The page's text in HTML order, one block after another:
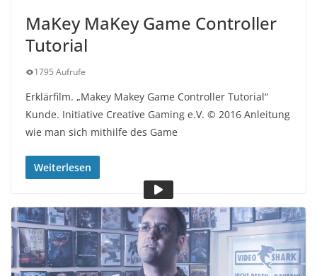
MaKey MaKey Game Controller
Tutorial
1795 Aufrufe
Erklärfilm. „Makey Makey Game Controller Tutorial“
Kunde. Initiative Creative Gaming e.V. © 2016 Anleitung
wie man sich mithilfe des Game
Weiterlesen